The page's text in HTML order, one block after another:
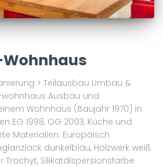
> Teilausbau Umbau &
Ausbau und
Wohnhaus (Baujahr 1970) in
EG 1998, OG 2003, Küche und
Materialien: Europäisch
dunkelblau, Holzwerk weiß
Trachyt, Silikatdispersionsfarbe